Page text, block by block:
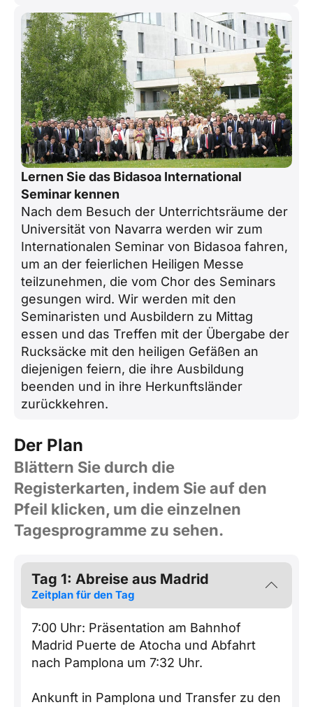
Lernen Sie das Bidasoa International
Seminar kennen
Nach dem Besuch der Unterrichtsräume der
Universität von Navarra werden wir zum
Internationalen Seminar von Bidasoa fahren,
um an der feierlichen Heiligen Messe
teilzunehmen, die vom Chor des Seminars
gesungen wird. Wir werden mit den
Seminaristen und Ausbildern zu Mittag
essen und das Treffen mit der Übergabe der
Rucksäcke mit den heiligen Gefäßen an
diejenigen feiern, die ihre Ausbildung
beenden und in ihre Herkunftsländer
zurückkehren.
Der Plan
Blättern Sie durch die
Registerkarten, indem Sie auf den
Pfeil klicken, um die einzelnen
Tagesprogramme zu sehen.
Tag 1: Abreise aus Madrid
Zeitplan für den Tag
7:00 Uhr: Präsentation am Bahnhof
Madrid Puerte de Atocha und Abfahrt
nach Pamplona um 7:32 Uhr.
Ankunft in Pamplona und Transfer zu den